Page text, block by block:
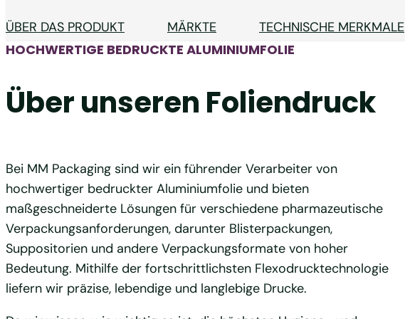
ÜBER DAS PRODUKT MÄRKTE TECHNISCHE MERKMALE
HOCHWERTIGE BEDRUCKTE ALUMINIUMFOLIE
Über unseren Foliendruck
Bei MM Packaging sind wir ein führender Verarbeiter von
hochwertiger bedruckter Aluminiumfolie und bieten
maßgeschneiderte Lösungen für verschiedene pharmazeutische
Verpackungsanforderungen, darunter Blisterpackungen,
Suppositorien und andere Verpackungsformate von hoher
Bedeutung. Mithilfe der fortschrittlichsten Flexodrucktechnologie
liefern wir präzise, lebendige und langlebige Drucke.